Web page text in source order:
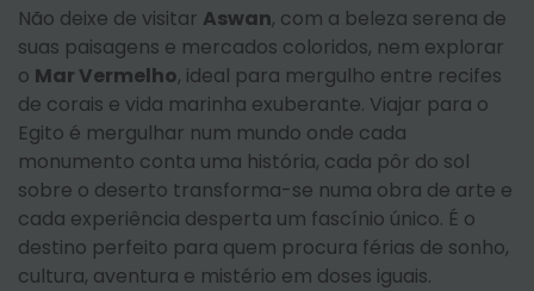
Não deixe de visitar Aswan, com a beleza serena de
suas paisagens e mercados coloridos, nem explorar
o Mar Vermelho, ideal para mergulho entre recifes
de corais e vida marinha exuberante. Viajar para o
Egito é mergulhar num mundo onde cada
monumento conta uma história, cada pôr do sol
sobre o deserto transforma-se numa obra de arte e
cada experiência desperta um fascínio único. É o
destino perfeito para quem procura férias de sonho,
cultura, aventura e mistério em doses iguais.